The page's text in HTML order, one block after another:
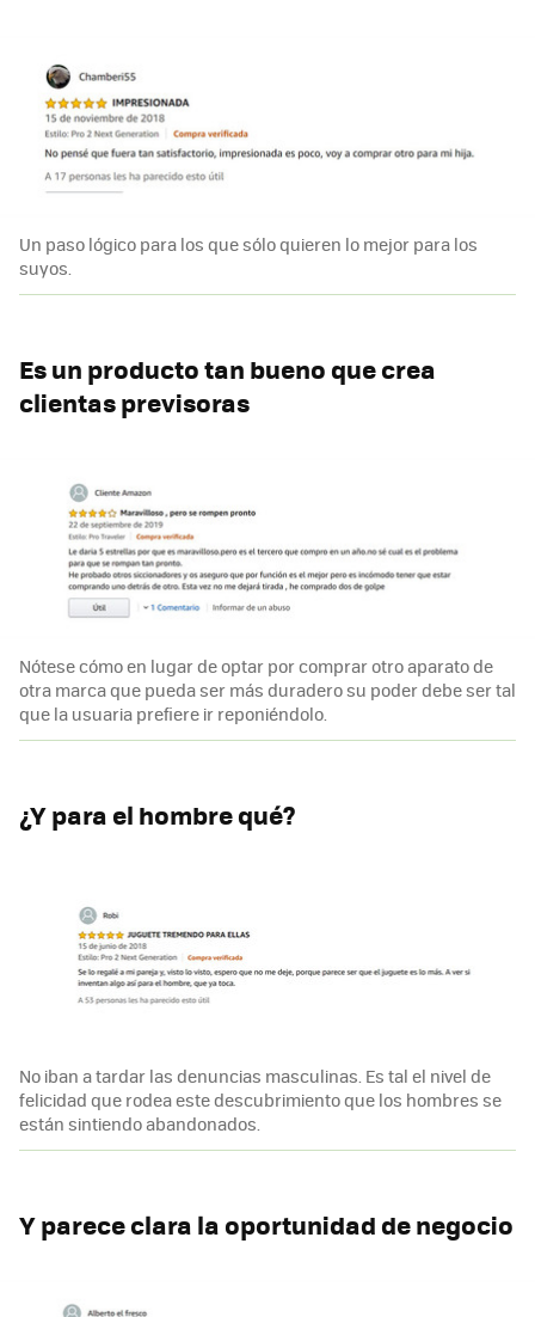
Un paso lógico para los que sólo quieren lo mejor para los
suyos.
Es un producto tan bueno que crea
clientas previsoras
Nótese cómo en lugar de optar por comprar otro aparato de
otra marca que pueda ser más duradero su poder debe ser tal
que la usuaria prefiere ir reponiéndolo.
¿Y para el hombre qué?
No iban a tardar las denuncias masculinas. Es tal el nivel de
felicidad que rodea este descubrimiento que los hombres se
están sintiendo abandonados.
Y parece clara la oportunidad de negocio